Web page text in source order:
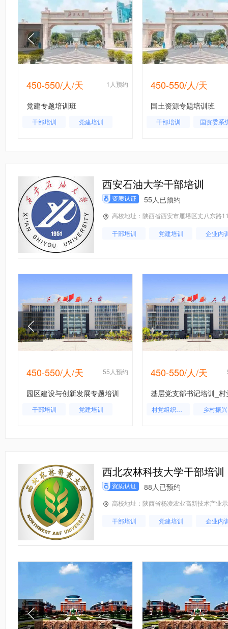
450-550/人/天 1人预约
党建专题培训班
干部培训 党建培训
450-550/人/天
国土资源专题培训班
干部培训 国资委系
西安石油大学干部培训
55人已预约
高校地址：陕西省西安市雁塔区丈八东路
干部培训 党建培训 企业内
450-550/人/天 55人预约
园区建设与创新发展专题培训
干部培训
党建培训
450-550/人/天
村党组织书记 乡村振兴
西北农林科技大学干部培训
88人已预约
高校地址：陕西省杨凌农业高新技术产业
干部培训 党建培训 企业内